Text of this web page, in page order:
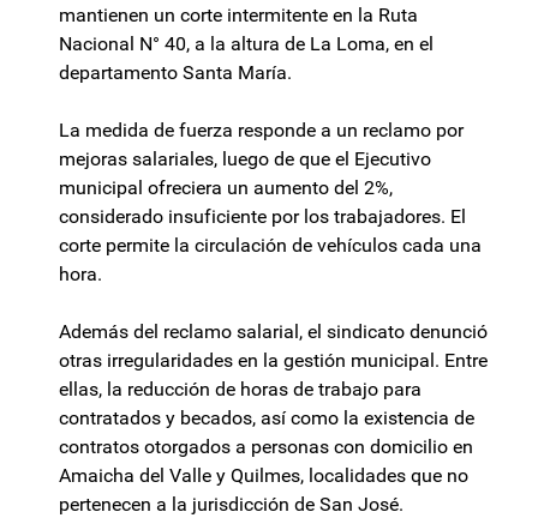
mantienen un corte intermitente en la Ruta
Nacional N° 40, a la altura de La Loma, en el
departamento Santa María.
La medida de fuerza responde a un reclamo por
mejoras salariales, luego de que el Ejecutivo
municipal ofreciera un aumento del 2%,
considerado insuficiente por los trabajadores. El
corte permite la circulación de vehículos cada una
hora.
Además del reclamo salarial, el sindicato denunció
otras irregularidades en la gestión municipal. Entre
ellas, la reducción de horas de trabajo para
contratados y becados, así como la existencia de
contratos otorgados a personas con domicilio en
Amaicha del Valle y Quilmes, localidades que no
pertenecen a la jurisdicción de San José.